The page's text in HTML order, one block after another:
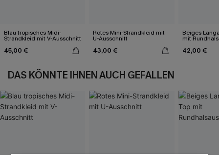
Blau tropisches Midi-
Strandkleid mit V-Ausschnitt
45,00 €
Rotes Mini-Strandkleid mit
U-Ausschnitt
43,00 €
Beiges
mit
42,00 €
DAS KÖNNTE IHNEN AUCH GEFALLEN